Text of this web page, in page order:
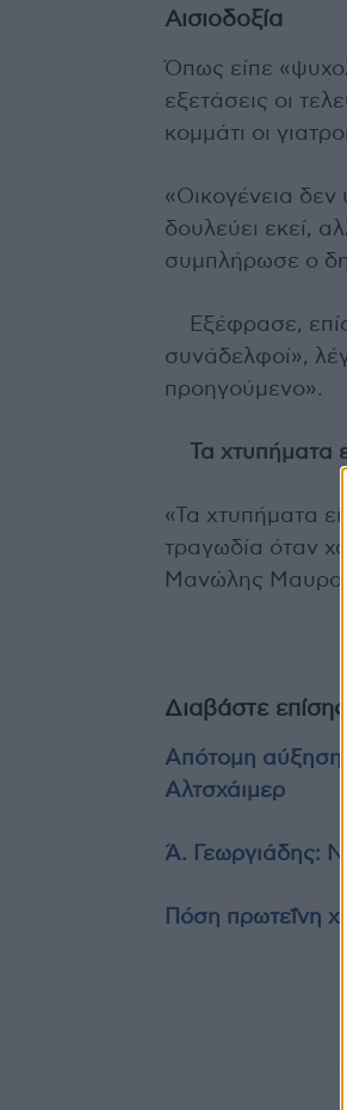
Αισιοδοξία
Όπως είπε
εξετάσεις οι
κομμάτι οι
«Οικογένεια δεν
δουλεύει εκεί,
συμπλήρωσε ο
Εξέφρασε,
συνάδελφοί»,
προηγούμενο».
Τα χτυπήματα
«Τα χτυπήματα
τραγωδία όταν
Μανώλης
Διαβάστε επίσης
Απότομη αύξηση
Αλτσχάιμερ
Ά. Γεωργιάδης:
Πόση πρωτεΐνη